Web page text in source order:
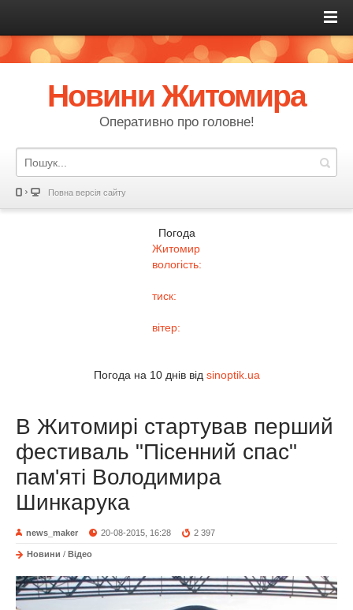
Новини Житомира
Оперативно про головне!
Повна версія сайту
Погода
Житомир
вологість:
тиск:
вітер:
Погода на 10 днів від sinoptik.ua
В Житомирі стартував перший
фестиваль "Пісенний спас"
пам'яті Володимира
Шинкарука
news_maker 20-08-2015, 16:28 2 397
Новини / Відео